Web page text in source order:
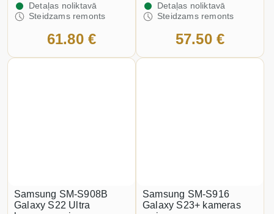
Detaļas noliktavā
Steidzams remonts
61.80 €
Detaļas noliktavā
Steidzams remonts
57.50 €
Samsung SM-S908B
Galaxy S22 Ultra
Samsung SM-S916
Galaxy S23+ kameras